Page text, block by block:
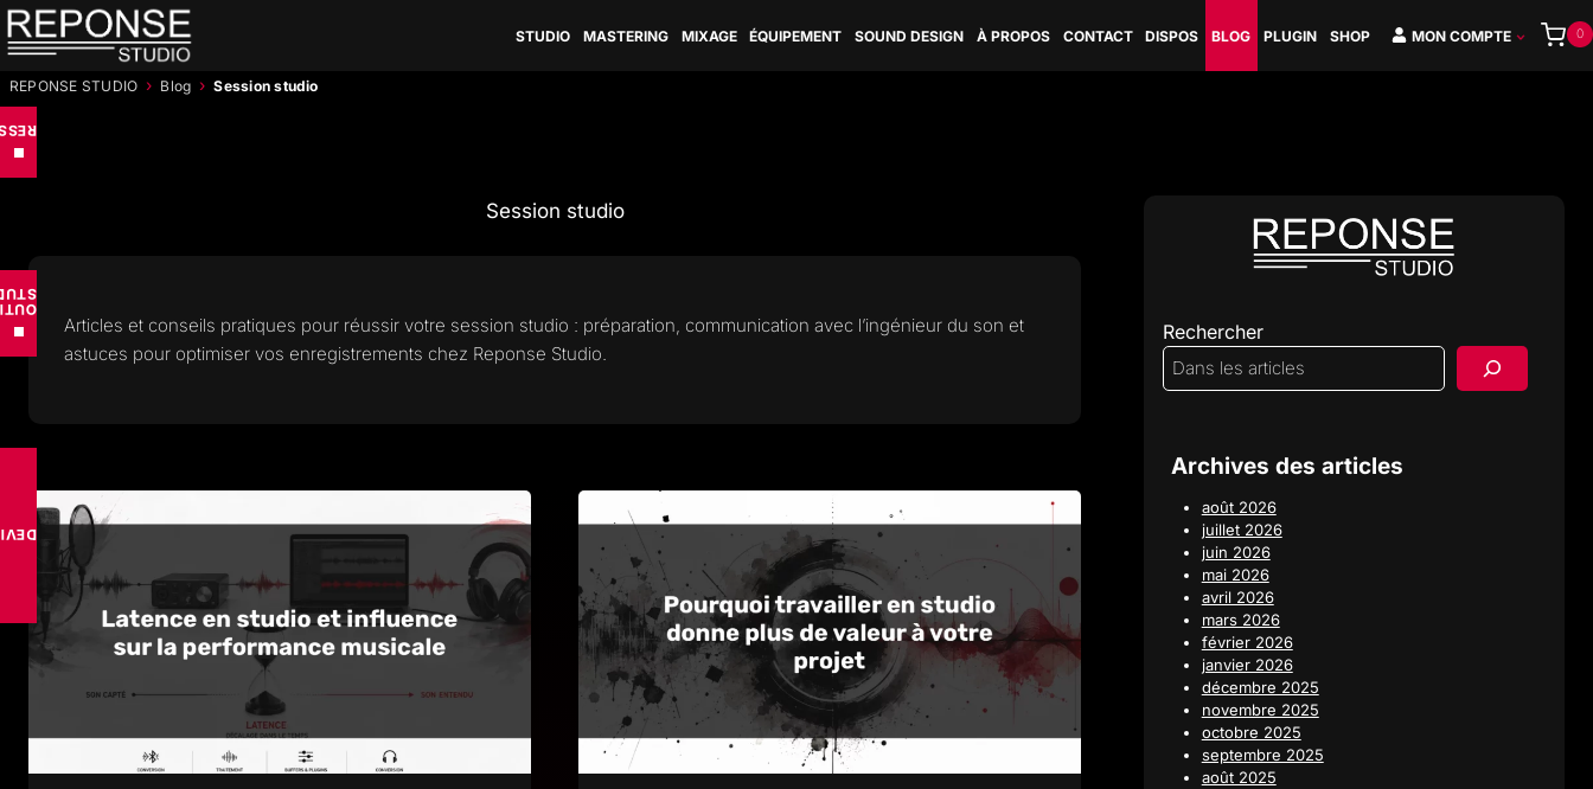
Aller
au
STUDIO MASTERING MIXAGE ÉQUIPEMENT SOUND DESIGN À PROPOS CONTACT DISPOS BLOG PLUGIN SHOP MON COMPTE 0
REPONSE STUDIO › Blog › Session studio
Session studio
Articles et conseils pratiques pour réussir votre session studio : préparation, communication avec l’ingénieur du son et
astuces pour optimiser vos enregistrements chez Reponse Studio.
Rechercher
Archives des articles
août 2026
juillet 2026
juin 2026
mai 2026
avril 2026
mars 2026
février 2026
janvier 2026
décembre 2025
novembre 2025
octobre 2025
septembre 2025
août 2025
■
■